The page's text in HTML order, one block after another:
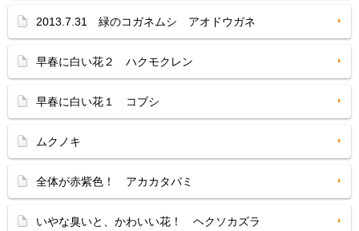
2013.7.31 緑のコガネムシ アオドウガネ
早春に白い花２ ハクモクレン
早春に白い花１ コブシ
ムクノキ
全体が赤紫色！ アカカタバミ
いやな臭いと、かわいい花！ ヘクソカズラ